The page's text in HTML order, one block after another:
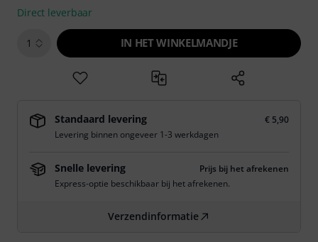
Direct leverbaar
1 IN HET WINKELMANDJE
Standaard levering
€ 5,90
Levering binnen ongeveer 1-3 werkdagen
Snelle levering
Prijs bij het afrekenen
Express-optie beschikbaar bij het afrekenen.
Verzendinformatie